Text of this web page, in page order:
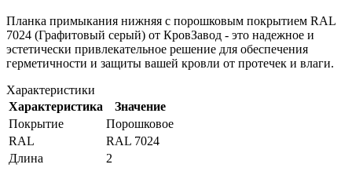
Планка примыкания нижняя с порошковым покрытием RAL
7024 (Графитовый серый) от КровЗавод - это надежное и
эстетически привлекательное решение для обеспечения
герметичности и защиты вашей кровли от протечек и влаги.
Характеристики
Характеристика
Значение
Покрытие
Порошковое
RAL
RAL 7024
Длина
2